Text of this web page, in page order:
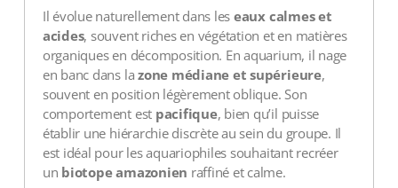
Il évolue naturellement dans les eaux calmes et
acides, souvent riches en végétation et en matières
organiques en décomposition. En aquarium, il nage
en banc dans lazone médiane et supérieure,
souvent en position légèrement oblique. Son
comportement est pacifique, bien qu’il puisse
établir une hiérarchie discrète au sein du groupe. Il
est idéal pour les aquariophiles souhaitant recréer
un biotope amazonien raffiné et calme.